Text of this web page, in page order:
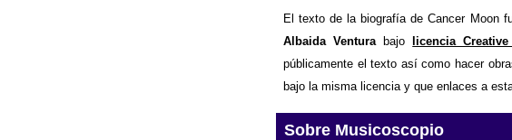
El texto de la biografía de Cancer Moon
Albaida Venturabajo licencia
públicamente el texto así como hacer
bajo la misma licencia y que enlaces a
Sobre Musicoscopio